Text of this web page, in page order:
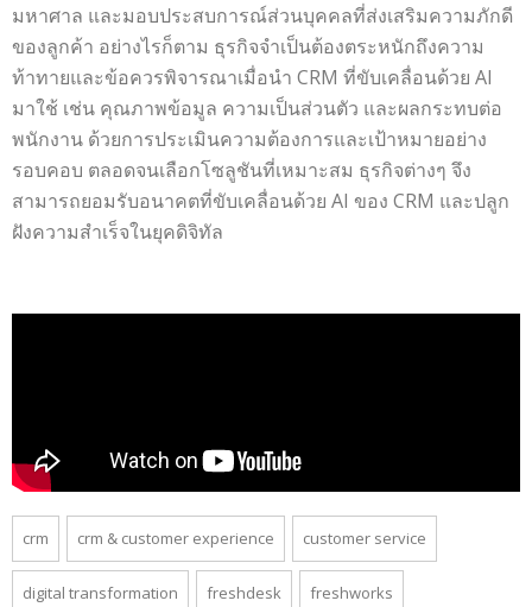
มหาศาล และมอบประสบการณ์ส่วนบุคคลที่ส่งเสริมความภักดี
ของลูกค้า อย่างไรก็ตาม ธุรกิจจำเป็นต้องตระหนักถึงความ
ท้าทายและข้อควรพิจารณาเมื่อนำ CRM ที่ขับเคลื่อนด้วย AI
มาใช้ เช่น คุณภาพข้อมูล ความเป็นส่วนตัว และผลกระทบต่อ
พนักงาน ด้วยการประเมินความต้องการและเป้าหมายอย่าง
รอบคอบ ตลอดจนเลือกโซลูชันที่เหมาะสม ธุรกิจต่างๆ จึง
สามารถยอมรับอนาคตที่ขับเคลื่อนด้วย AI ของ CRM และปลูก
ฝังความสำเร็จในยุคดิจิทัล
crm crm & customer experience customer service
digital transformation freshdesk freshworks